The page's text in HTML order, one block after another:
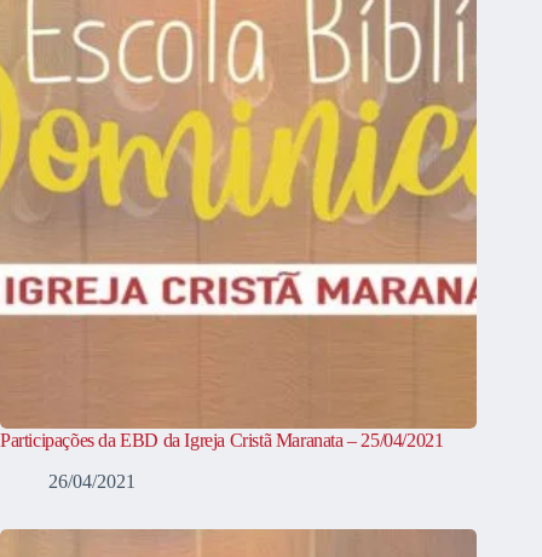
Participações da EBD da Igreja Cristã Maranata – 25/04/2021
26/04/2021